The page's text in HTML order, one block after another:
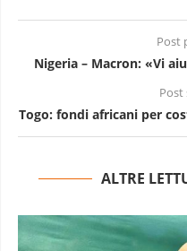
Post
Nigeria – Macron: «Vi
Post
Togo: fondi africani per
ALTRE